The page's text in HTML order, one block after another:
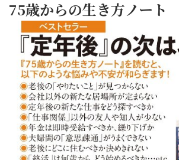
75歳からの生き方ノート